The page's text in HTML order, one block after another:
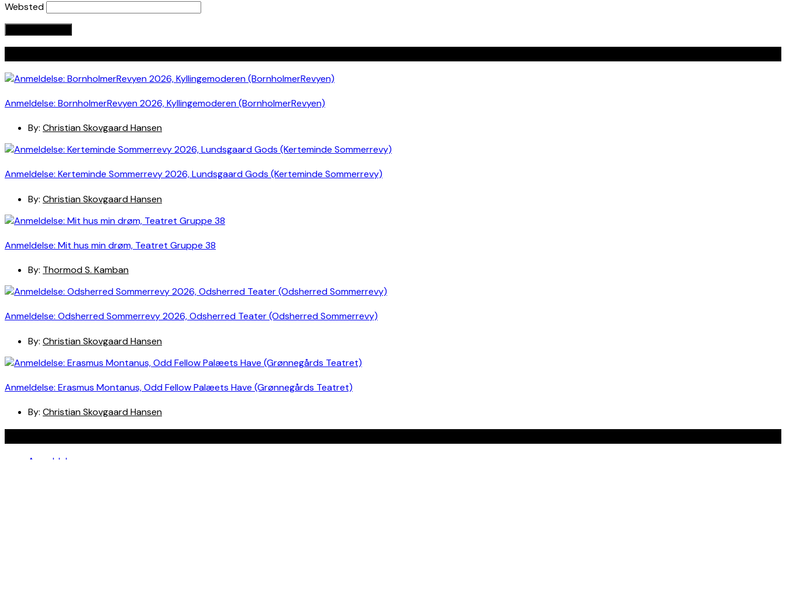
Websted
Anmeldelse: BornholmerRevyen 2026, Kyllingemoderen (BornholmerRevyen)
By: Christian Skovgaard Hansen
Anmeldelse: Kerteminde Sommerrevy 2026, Lundsgaard Gods (Kerteminde Sommerrevy)
By: Christian Skovgaard Hansen
Anmeldelse: Mit hus min drøm, Teatret Gruppe 38
By: Thormod S. Kamban
Anmeldelse: Odsherred Sommerrevy 2026, Odsherred Teater (Odsherred Sommerrevy)
By: Christian Skovgaard Hansen
Anmeldelse: Erasmus Montanus, Odd Fellow Palæets Have (Grønnegårds Teatret)
By: Christian Skovgaard Hansen
Anmeldelser